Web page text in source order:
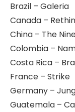
Brazil – Galeria
Canada –
China – The
Colombia –
Costa Rica –
France – Strike
Germany –
Guatemala –